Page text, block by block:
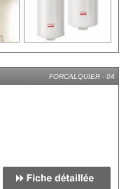
FORCALQUIER - 04